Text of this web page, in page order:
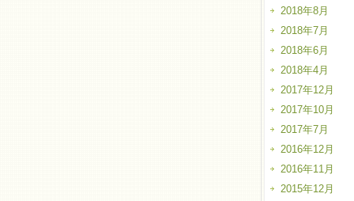
2018年8月
2018年7月
2018年6月
2018年4月
2017年12月
2017年10月
2017年7月
2016年12月
2016年11月
2015年12月